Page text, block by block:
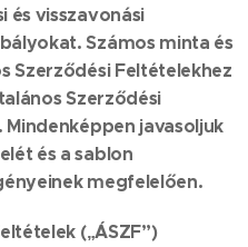
és visszavonási
Számos minta és
Szerződési Feltételekhez
Szerződési
javasoljuk
és a sablon
megfelelően.
(„ÁSZF”)